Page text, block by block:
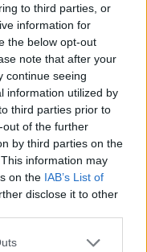
to third parties, or
information for
the below opt-out
note that after your
continue seeing
information utilized by
third parties prior to
of the further
by third parties on the
information may
on the IAB’s List of
disclose it to other
η Ελένη Ζαρούλια,
του αρχηγού της
δράση